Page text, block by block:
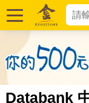
Databank